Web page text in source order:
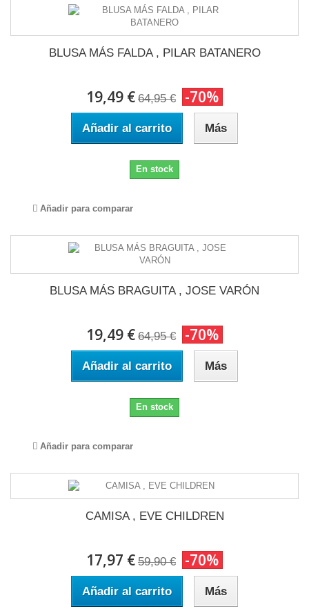
BLUSA MÁS FALDA , PILAR BATANERO
19,49 € 64,95 € -70%
Añadir al carrito Más
En stock
Añadir para comparar
BLUSA MÁS BRAGUITA , JOSE VARÓN
19,49 € 64,95 € -70%
Añadir al carrito Más
En stock
Añadir para comparar
CAMISA , EVE CHILDREN
17,97 € 59,90 € -70%
Añadir al carrito Más